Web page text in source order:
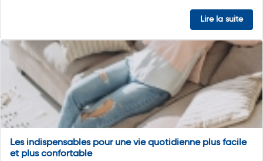
Lire la suite
Les indispensables pour une vie quotidienne plus facile
et plus confortable